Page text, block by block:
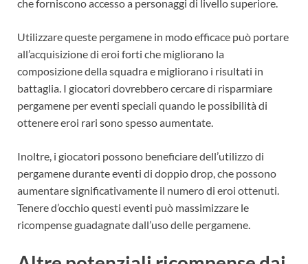
che forniscono accesso a personaggi di livello superiore.
Utilizzare queste pergamene in modo efficace può portare
all’acquisizione di eroi forti che migliorano la
composizione della squadra e migliorano i risultati in
battaglia. I giocatori dovrebbero cercare di risparmiare
pergamene per eventi speciali quando le possibilità di
ottenere eroi rari sono spesso aumentate.
Inoltre, i giocatori possono beneficiare dell’utilizzo di
pergamene durante eventi di doppio drop, che possono
aumentare significativamente il numero di eroi ottenuti.
Tenere d’occhio questi eventi può massimizzare le
ricompense guadagnate dall’uso delle pergamene.